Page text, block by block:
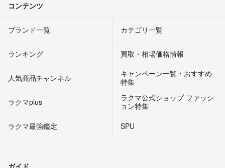
コンテンツ
ブランド一覧 カテゴリ一覧
ランキング 買取・相場価格情報
人気商品チャンネル
キャンペーン一覧・おすすめ
特集
ラクマplus
ラクマ公式ショップ ファッシ
ョン特集
ラクマ最強鑑定
SPU